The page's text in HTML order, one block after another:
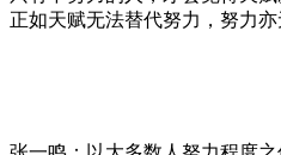
正如天赋无法替代努力，努力亦